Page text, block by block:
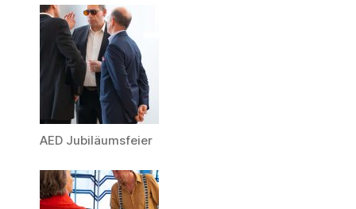
AED Jubiläumsfeier